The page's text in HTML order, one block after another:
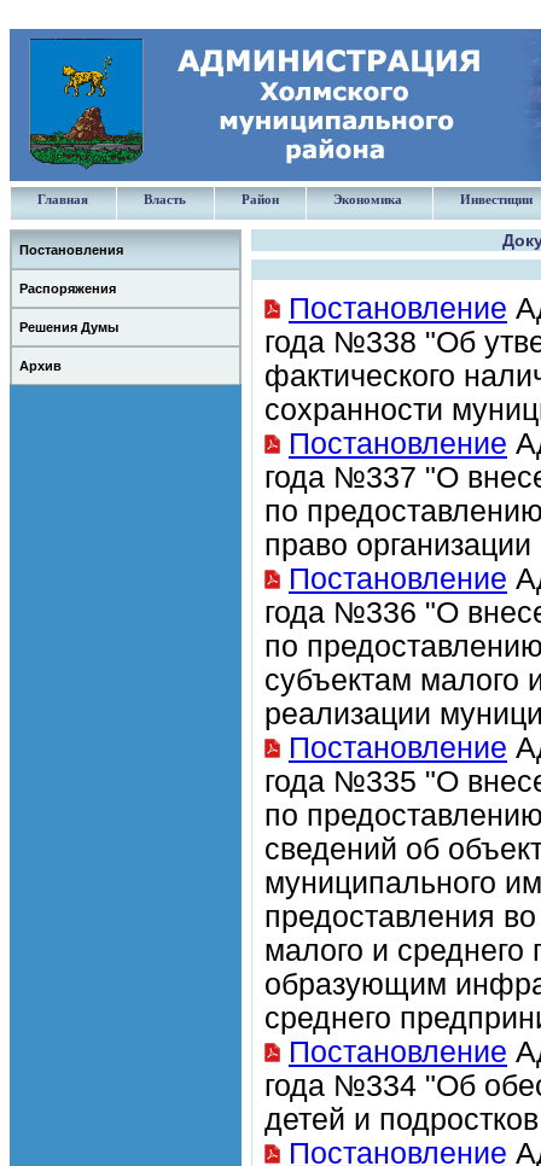
Главная Власть Район Экономика Инвестиции
Постановления
Распоряжения
Решения Думы
Архив
Постановление
года №338 "Об
фактического
сохранности
Постановление
года №337 "О
по
право
Постановление
года №336 "О
по
субъектам малого
реализации
Постановление
года №335 "О
по
сведений об
муниципального
предоставления
малого и среднего
образующим
среднего
Постановление
года №334 "Об
детей и
Постановление